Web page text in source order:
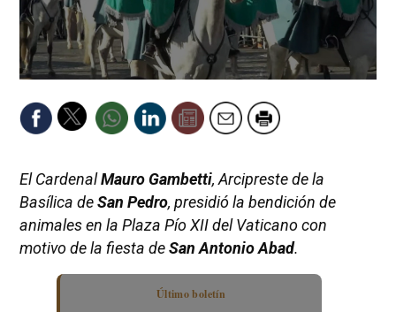
El CardenalMauro Gambetti, Arcipreste de la
Basílica deSan Pedro, presidió la bendición de
animales en la Plaza Pío XII del Vaticano con
motivo de la fiesta deSan Antonio Abad.
Último boletín